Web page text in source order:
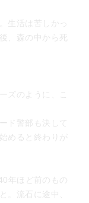
生活は苦しかっ
、森の中から死
ズのように、こ
ド警部も決して
めると終わりが
年ほど前のもの
。流石に途中、